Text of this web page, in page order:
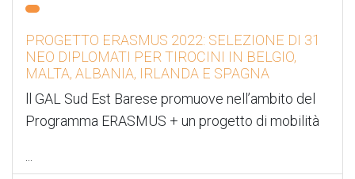
PROGETTO ERASMUS 2022: SELEZIONE DI 31
NEO DIPLOMATI PER TIROCINI IN BELGIO,
MALTA, ALBANIA, IRLANDA E SPAGNA
ll GAL Sud Est Barese promuove nell’ambito del
Programma ERASMUS + un progetto di mobilità